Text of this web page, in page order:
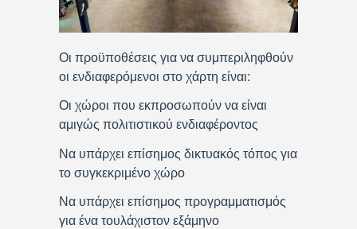
Οι προϋποθέσεις για να συμπεριληφθούν
οι ενδιαφερόμενοι στο χάρτη είναι:
Οι χώροι που εκπροσωπούν να είναι
αμιγώς πολιτιστικού ενδιαφέροντος
Να υπάρχει επίσημος δικτυακός τόπος για
το συγκεκριμένο χώρο
Να υπάρχει επίσημος προγραμματισμός
για ένα τουλάχιστον εξάμηνο